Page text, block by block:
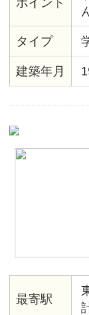
タイプ
建築年月
最寄駅